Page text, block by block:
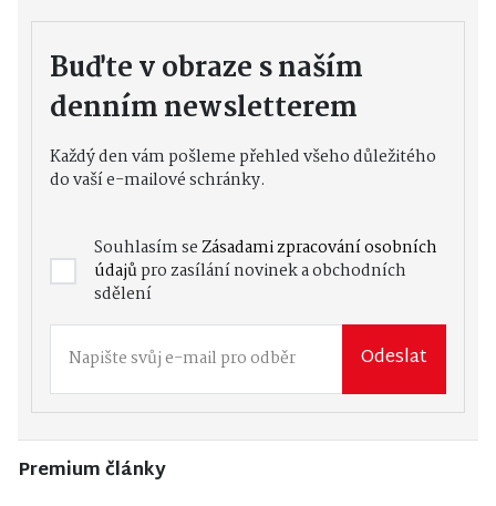
Buďte v obraze s naším
denním newsletterem
Každý den vám pošleme přehled všeho důležitého
do vaší e-mailové schránky.
Souhlasím seZásadami zpracování osobních
údajůpro zasílání novinek a obchodních
sdělení
Odeslat
Premium články